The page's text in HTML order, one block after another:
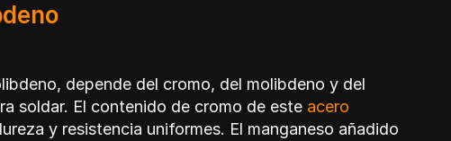
depende del cromo, del molibdeno y del
soldar. El contenido de cromo de este acero
y resistencia uniformes. El manganeso añadido